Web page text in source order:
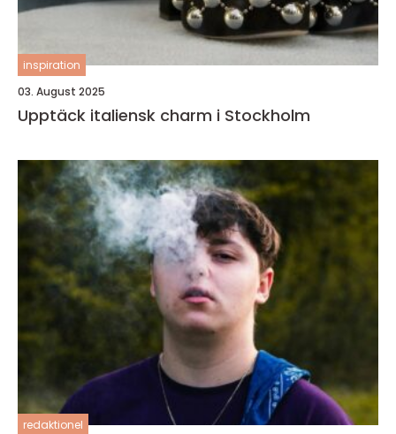
inspiration
03. August 2025
Upptäck italiensk charm i Stockholm
redaktionel